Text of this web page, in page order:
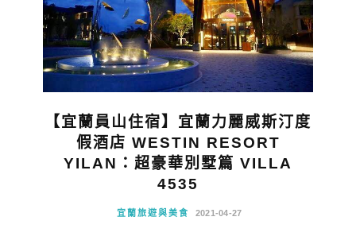
【宜蘭員山住宿】宜蘭力麗威斯汀度
假酒店 WESTIN RESORT
YILAN：超豪華別墅篇 VILLA
4535
宜蘭旅遊與美食 2021-04-27